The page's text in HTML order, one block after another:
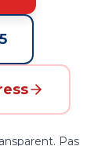
Pas